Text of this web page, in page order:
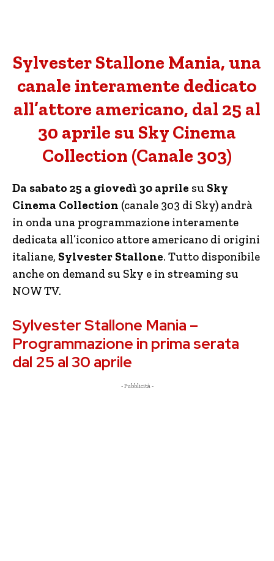
Sylvester Stallone Mania, una
canale interamente dedicato
all’attore americano, dal 25 al
30 aprile su Sky Cinema
Collection (Canale 303)
Da sabato 25 a giovedì 30 aprile su Sky
Cinema Collection (canale 303 di Sky) andrà
in onda una programmazione interamente
dedicata all’iconico attore americano di origini
italiane, Sylvester Stallone. Tutto disponibile
anche on demand su Sky e in streaming su
NOW TV.
Sylvester Stallone Mania –
Programmazione in prima serata
dal 25 al 30 aprile
- Pubblicità -